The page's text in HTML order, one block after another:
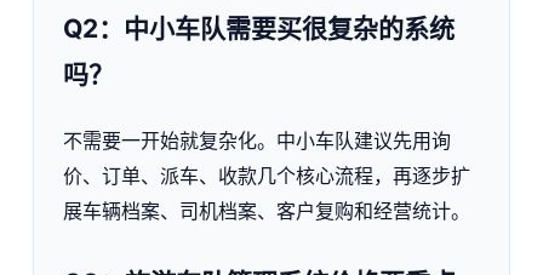
Q2：中小车队需要买很复杂的系统
吗？
不需要一开始就复杂化。中小车队建议先用询
价、订单、派车、收款几个核心流程，再逐步扩
展车辆档案、司机档案、客户复购和经营统计。